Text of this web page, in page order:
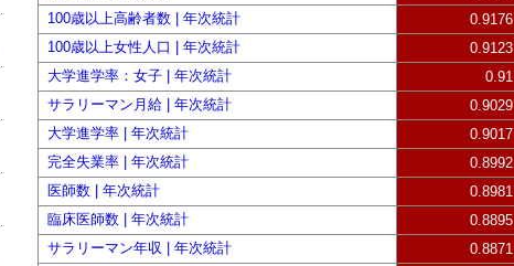
100歳以上高齢者数 | 年次統計
0.9176
100歳以上女性人口 | 年次統計
0.9123
大学進学率：女子 | 年次統計
0.91
サラリーマン月給 | 年次統計
0.9029
大学進学率 | 年次統計
0.9017
完全失業率 | 年次統計
0.8992
医師数 | 年次統計
0.8981
臨床医師数 | 年次統計
0.8895
サラリーマン年収 | 年次統計
0.8871